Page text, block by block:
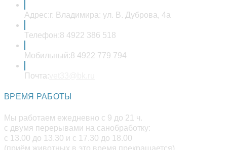
Адрес:г. Владимира: ул. В. Дуброва, 4а
Телефон:8 4922 386 518
Мобильный:8 4922 779 794
Почта:
ВРЕМЯ РАБОТЫ
Мы работаем ежедневно с 9 до 21 ч.
с двумя перерывами на санобработку:
с 13.00 до 13.30 и с 17.30 до 18.00
(приём животных в это время прекращается).